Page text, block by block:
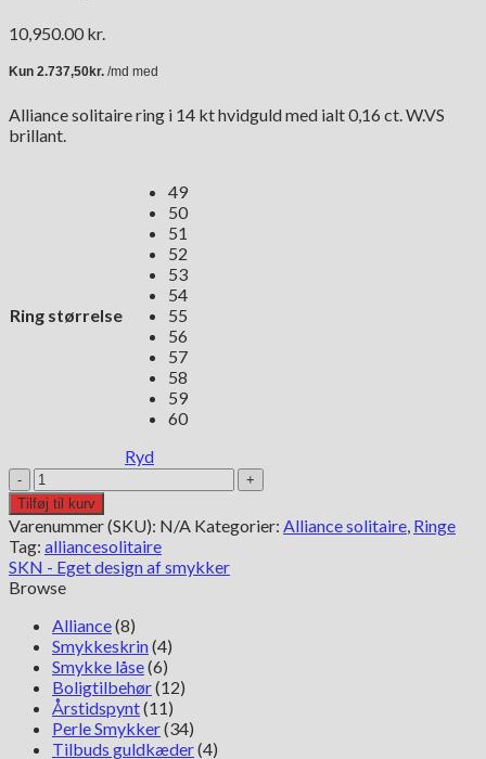
10,950.00 kr.
Alliance solitaire ring i 14 kt hvidguld med ialt 0,16 ct. W.VS
brillant.
Ring størrelse
49
50
51
52
53
54
55
56
57
58
59
60
Ryd
Alliance
Solitaire
ring
i
14
kt
hvidguld
antal
Tilføj til kurv
Varenummer (SKU): N/A Kategorier: Alliance solitaire, Ringe
Tag: alliancesolitaire
SKN - Eget design af smykker
Browse
Alliance(8)
Smykkeskrin(4)
Smykke låse(6)
Boligtilbehør(12)
Årstidspynt(11)
Perle Smykker(34)
Tilbuds guldkæder(4)